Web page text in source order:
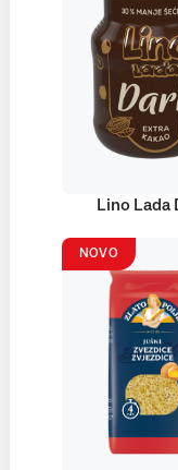
Lino Lada
NOVO